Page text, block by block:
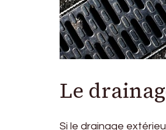
Le
Si le drainage